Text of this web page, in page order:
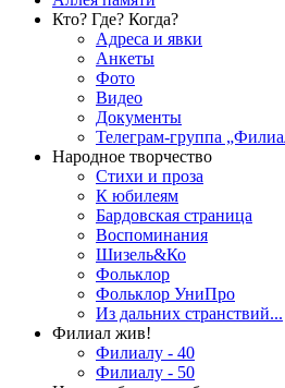
Кто? Где? Когда?
Адреса и явки
Анкеты
Фото
Видео
Документы
Телеграм-группа
Народное творчество
Стихи и проза
К юбилеям
Бардовская страница
Воспоминания
Шизель&Ко
Фольклор
Фольклор УниПро
Из дальних странствий...
Филиал жив!
Филиалу - 40
Филиалу - 50